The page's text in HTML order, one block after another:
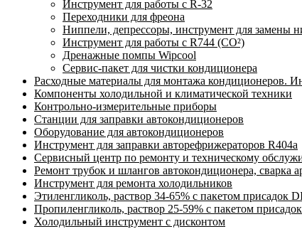
Инструмент для работы с R-32
Переходники для фреона
Ниппели, депрессоры, инструмент для замены
Инструмент для работы с R744 (CO²)
Дренажные помпы Wipcool
Сервис-пакет для чистки кондиционера
Расходные материалы для монтажа кондиционеров.
Компоненты холодильной и климатической техники
Контрольно-измерительные приборы
Станции для заправки автокондиционеров
Оборудование для автокондиционеров
Инструмент для заправки авторефрижераторов R404a
Сервисный центр по ремонту и техническому
Ремонт трубок и шлангов автокондиционера, сварка
Инструмент для ремонта холодильников
Этиленгликоль, раствор 34-65% с пакетом присадок
Пропиленгликоль, раствор 25-59% с пакетом
Холодильный инструмент с дисконтом